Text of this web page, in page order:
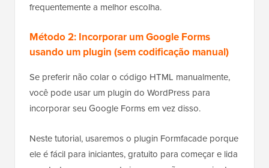
frequentemente a melhor escolha.
Método 2: Incorporar um Google Forms
usando um plugin (sem codificação manual)
Se preferir não colar o código HTML manualmente,
você pode usar um plugin do WordPress para
incorporar seu Google Forms em vez disso.
Neste tutorial, usaremos o plugin Formfacade porque
ele é fácil para iniciantes, gratuito para começar e lida